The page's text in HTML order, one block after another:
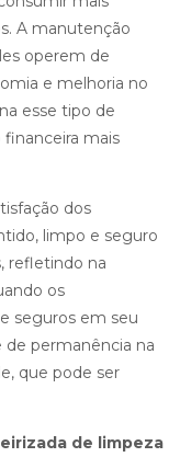
A manutenção
operem de
e melhoria no
esse tipo de
mais
dos
limpo e seguro
refletindo na
os
seguros em seu
de permanência na
que pode ser
de limpeza